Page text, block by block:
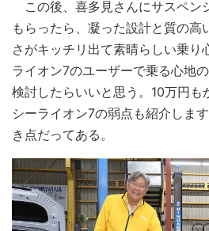
この後、喜多見さんにサスペン
もらったら、凝った設計と質の高
さがキッチリ出て素晴らしい乗り
ライオン7のユーザーで乗る心地
検討したらいいと思う。10万円も
シーライオン7の弱点も紹介しま
き点だってある。